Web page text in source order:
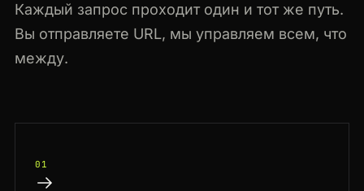
Каждый запрос проходит один и тот же путь.
Вы отправляете URL, мы управляем всем, что
между.
01